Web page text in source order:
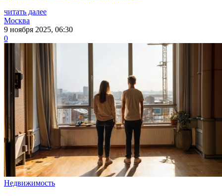
читать далее
Москва
9 ноября 2025, 06:30
0
Недвижимость